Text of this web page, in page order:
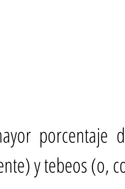
porcentaje
y tebeos (o,